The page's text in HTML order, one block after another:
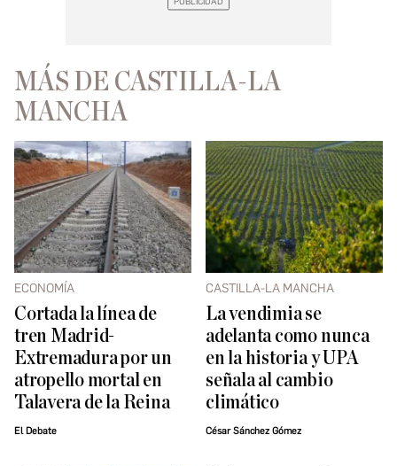
MÁS DE CASTILLA-LA
MANCHA
ECONOMÍA
Cortada la línea de
tren Madrid-
Extremadura por un
atropello mortal en
Talavera de la Reina
El Debate
CASTILLA-LA MANCHA
La vendimia se
adelanta como nunca
en la historia y UPA
señala al cambio
climático
César Sánchez Gómez